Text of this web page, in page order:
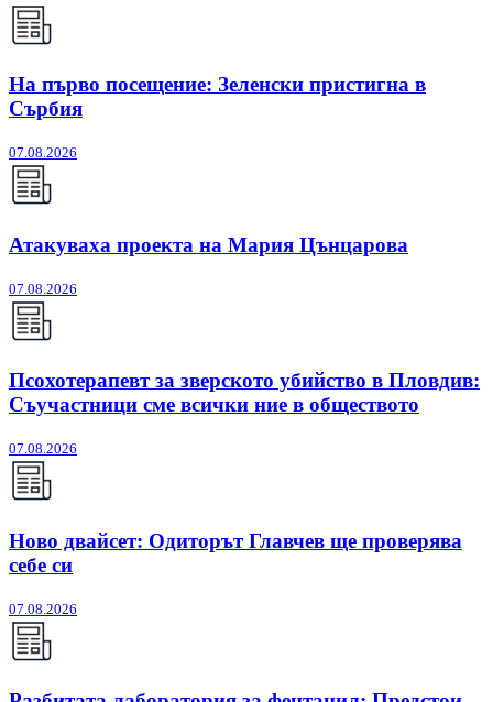
На първо посещение: Зеленски пристигна в
Сърбия
07.08.2026
Атакуваха проекта на Мария Цънцарова
07.08.2026
Псохотерапевт за зверското убийство в Пловдив:
Съучастници сме всички ние в обществото
07.08.2026
Ново двайсет: Одиторът Главчев ще проверява
себе си
07.08.2026